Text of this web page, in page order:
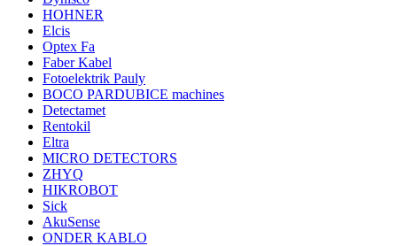
HOHNER
Elcis
Optex Fa
Faber Kabel
Fotoelektrik Pauly
BOCO PARDUBICE machines
Detectamet
Rentokil
Eltra
MICRO DETECTORS
ZHYQ
HIKROBOT
Sick
AkuSense
ONDER KABLO